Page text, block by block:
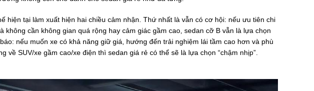
hiện tại làm xuất hiện hai chiều cảm nhận. Thứ nhất là vẫn có cơ hội: nếu ưu tiên chi
không cần không gian quá rộng hay cảm giác gầm cao, sedan cỡ B vẫn là lựa chọn
nếu muốn xe có khả năng giữ giá, hướng đến trải nghiệm lái tầm cao hơn và phù
SUV/xe gầm cao/xe điện thì sedan giá rẻ có thể sẽ là lựa chọn “chậm nhịp”.